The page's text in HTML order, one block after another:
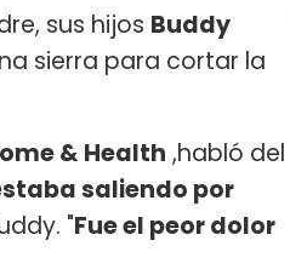
sus hijos Buddy
sierra para cortar la
& Health ,habló del
saliendo por
"Fue el peor dolor